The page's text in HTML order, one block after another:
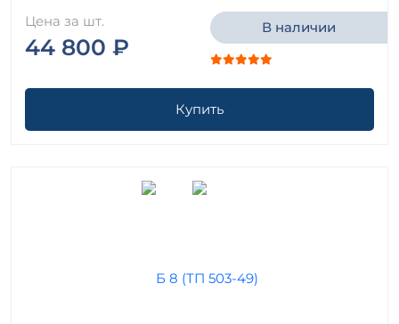
Цена за шт.
44 800 ₽
В наличии
Купить